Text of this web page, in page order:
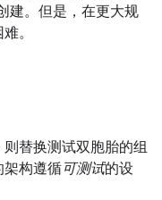
建。但是，在更大规
。
替换测试双胞胎的组
架构遵循可测试的设